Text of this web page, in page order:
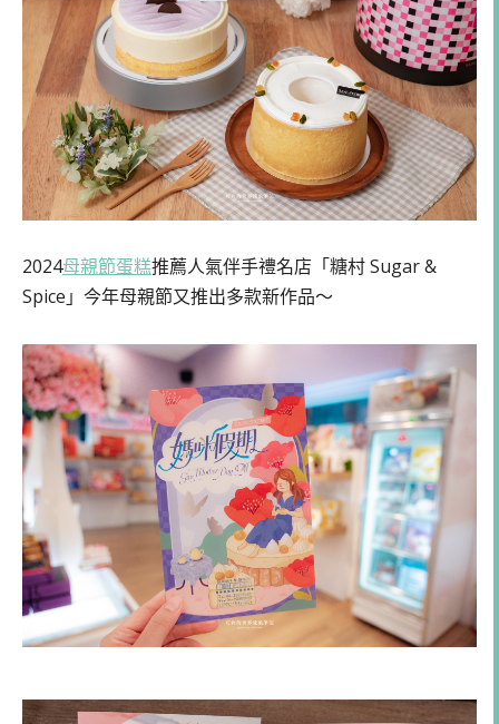
2024母親節蛋糕推薦人氣伴手禮名店「糖村 Sugar &
Spice」今年母親節又推出多款新作品～